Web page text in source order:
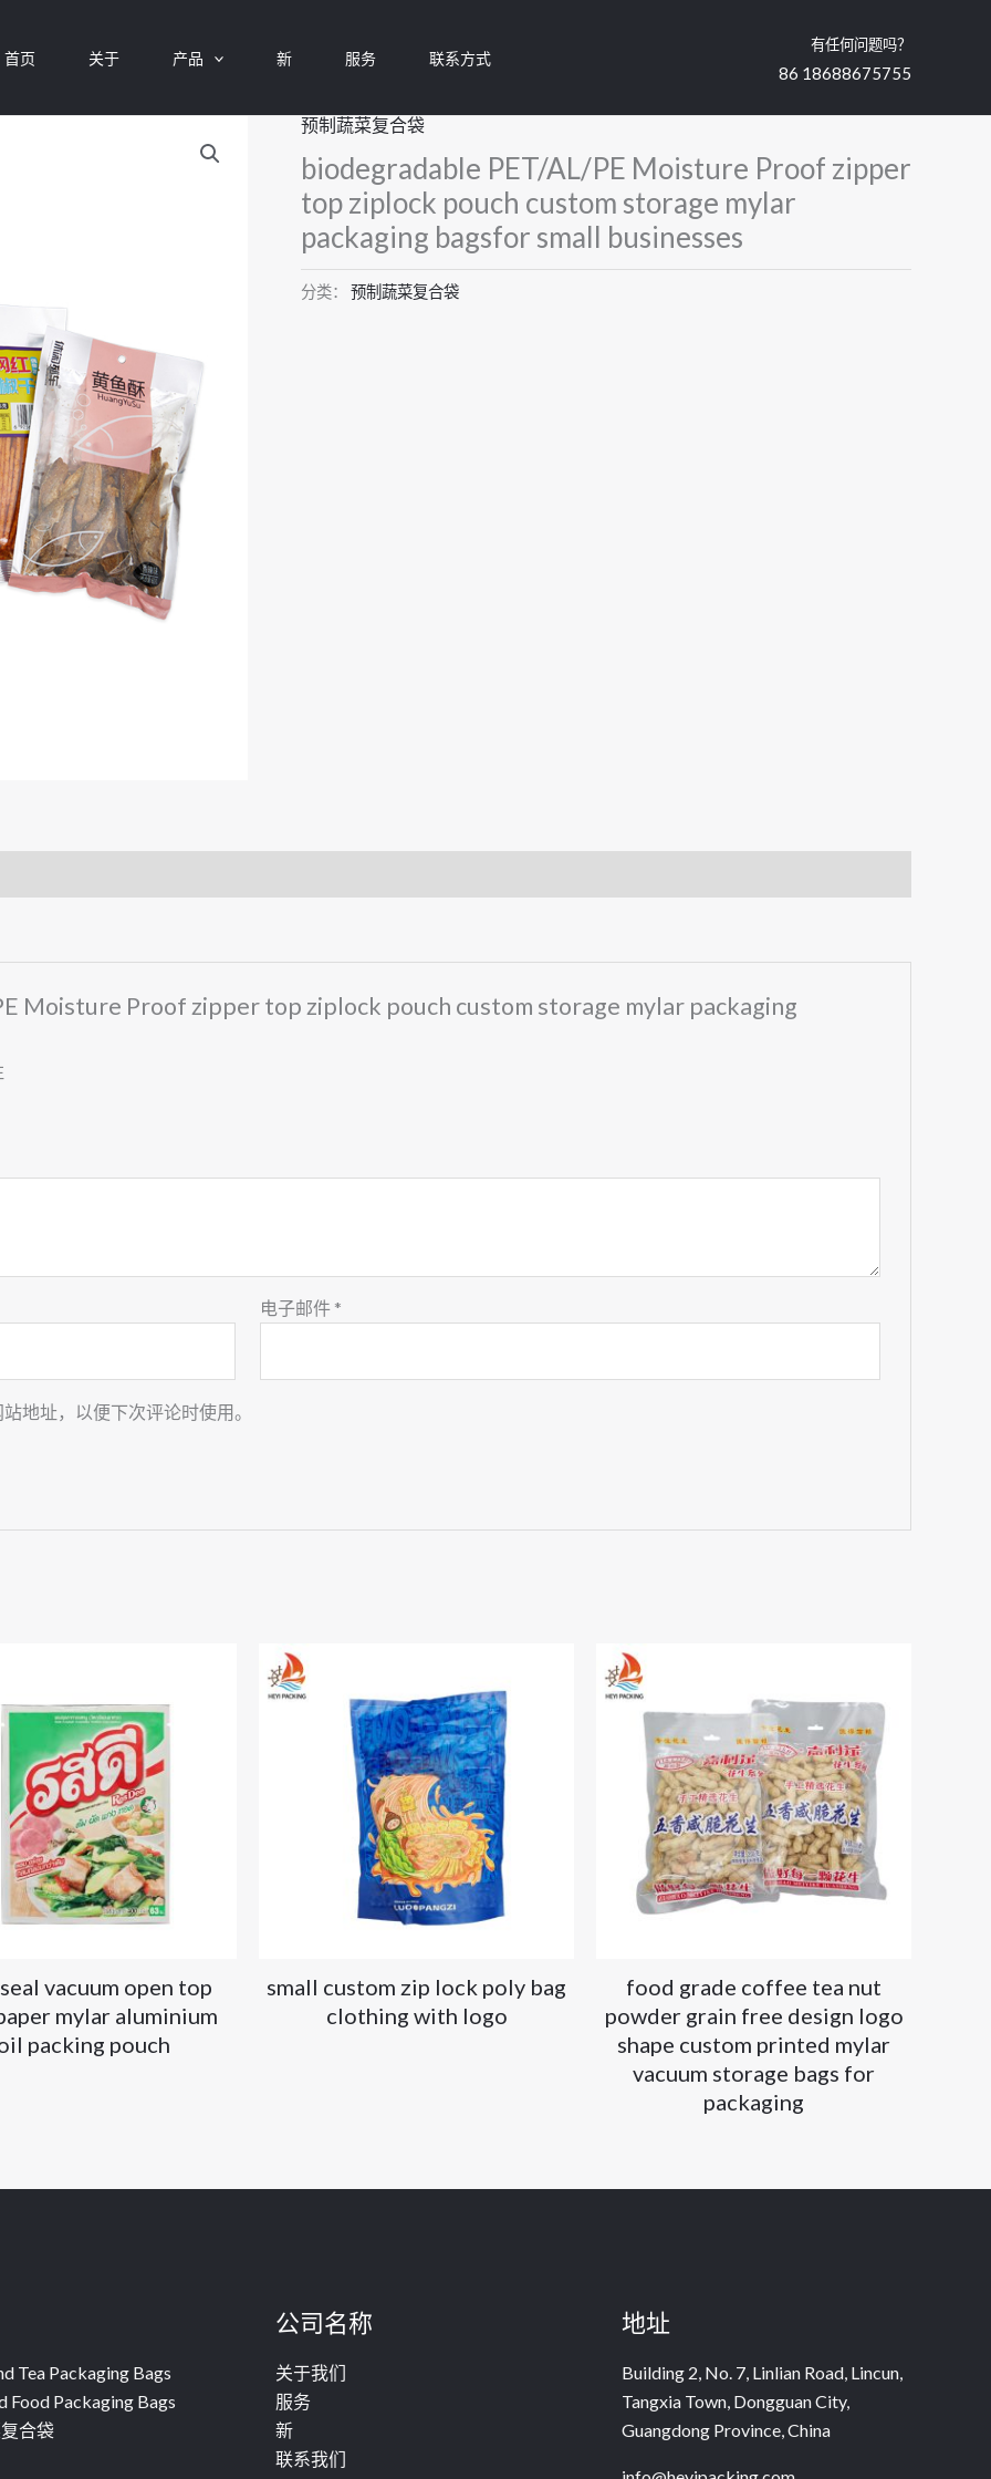
首页 关于 产品 新 服务 联系方式
有任何问题吗？
86 18688675755
预制蔬菜复合袋
biodegradable PET/AL/PE Moisture Proof zipper
top ziplock pouch custom storage mylar
packaging bagsfor small businesses
分类： 预制蔬菜复合袋
Moisture Proof zipper top ziplock pouch custom storage mylar packaging
电子邮件 *
地址，以便下次评论时使用。
vacuum open top
mylar aluminium
packing pouch
small custom zip lock poly bag
clothing with logo
food grade coffee tea nut
powder grain free design logo
shape custom printed mylar
vacuum storage bags for
packaging
Tea Packaging Bags
Food Packaging Bags
合袋
公司名称
关于我们
服务
新
联系我们
地址
Building 2, No. 7, Linlian Road, Lincun,
Tangxia Town, Dongguan City,
Guangdong Province, China